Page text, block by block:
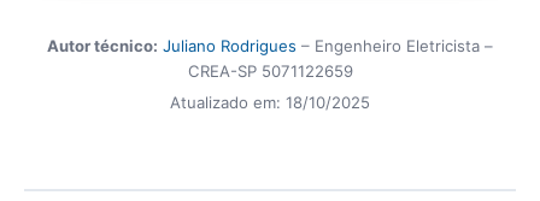
Autor técnico: Juliano Rodrigues – Engenheiro Eletricista –
CREA-SP 5071122659
Atualizado em: 18/10/2025